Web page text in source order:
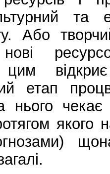
та
Або
цим
етап
нього чекає
якого